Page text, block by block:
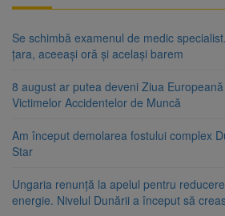
Se schimbă examenul de medic
țara, aceeași oră și același barem
8 august ar putea deveni Ziua
Victimelor Accidentelor de Muncă
Am început demolarea fostului complex
Star
Ungaria renunță la apelul pentru
energie. Nivelul Dunării a început să